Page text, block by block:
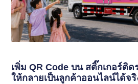
เพิ่ม QR Code บน สติ๊กเกอร์ติ
ให้กลายเป็นลูกค้าออนไลน์ได้จริ